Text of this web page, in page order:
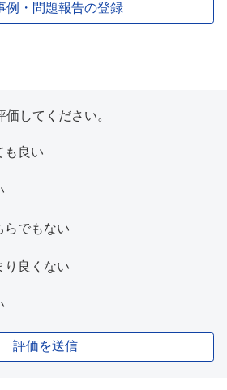
例・問題報告の登録
してください。
も良い
らでもない
り良くない
評価を送信